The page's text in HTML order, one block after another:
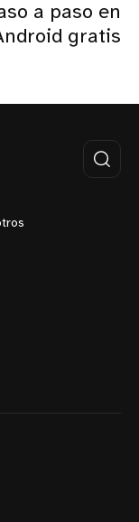
a paso en
gratis